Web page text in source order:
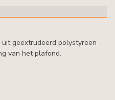
geëxtrudeerd polystyreen
van het plafond.